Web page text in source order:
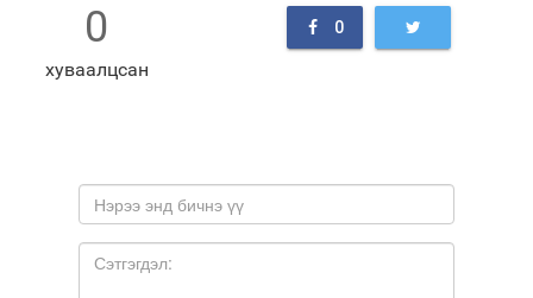
0
хуваалцсан
0